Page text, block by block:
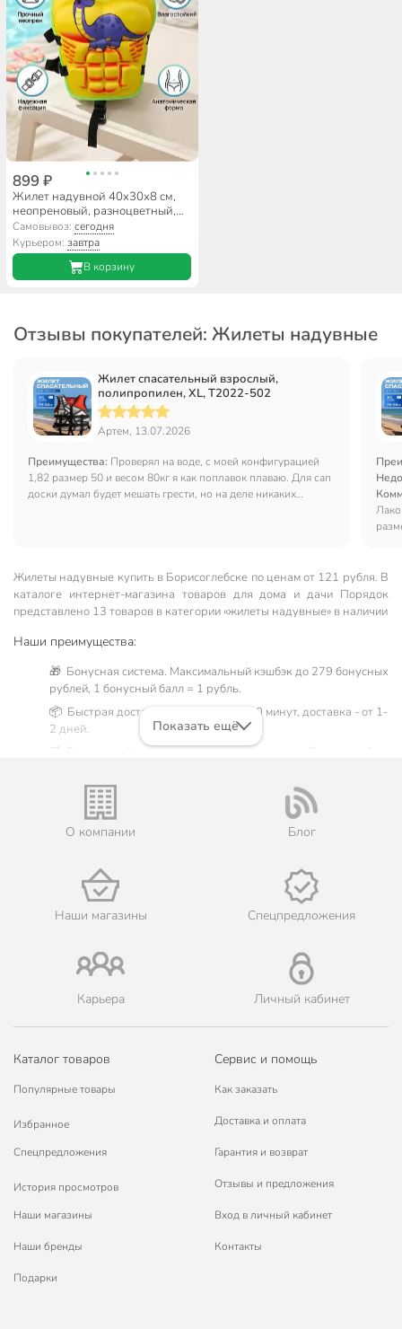
899 ₽
Жилет надувной 40х30х8 см,
неопреновый, разноцветный,
D090055
Самовывоз:сегодня
Курьером:завтра
В корзину
Отзывы покупателей: Жилеты надувные
Жилет спасательный взрослый,
полипропилен, XL, T2022-502
Артем, 13.07.2026
Преимущества: Проверял на воде, с моей конфигурацией
1,82 размер 50 и весом 80кг я как поплавок плаваю. Для сап
доски думал будет мешать грести, но на деле никаких
Жилеты надувные купить в Борисоглебске по ценам от 121 рубля. В
каталоге интернет-магазина товаров для дома и дачи Порядок
представлено 13 товаров в категории «жилеты надувные» в наличии
Наши преимущества:
🎁 Бонусная система. Максимальный кэшбэк до 279 бонусных
рублей, 1 бонусный балл = 1 рубль.
📦 Быстрая доставка. Самовывоз от 60 минут, доставка - от 1-
2 дней.
🛒 Бесплатный самовывоз из магазинов города Борисоглебск.
его онлайн на официальном сайте сети магазинов Порядок.
Мы предлагаем бесплатную курьерскую доставку для товара
«жилеты надувные» при заказе от 3000 рублей в такие
города, как: Поворино, Новохопёрск, Урюпинск.
наличными при получении.
🛍 Скидки, акции, распродажи каждый день!
📜 Только оригинальная продукция. Интернет-гипермаркет
марок.
Показать ещё
О компании Блог
Наши магазины Спецпредложения
Карьера Личный кабинет
Каталог товаров
Популярные товары
Избранное
Спецпредложения
История просмотров
Наши магазины
Наши бренды
Подарки
Сервис и помощь
Как заказать
Доставка и оплата
Гарантия и возврат
Отзывы и предложения
Вход в личный кабинет
Контакты